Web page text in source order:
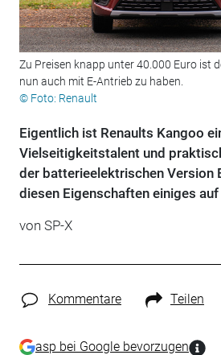
Zu Preisen knapp unter 40.000 Euro ist
nun auch mit E-Antrieb zu haben.
© Foto: Renault
Eigentlich ist Renaults Kangoo
Vielseitigkeitstalent und
der batterieelektrischen Version
diesen Eigenschaften einiges
von SP-X
Kommentare Teilen
asp bei Google bevorzugen